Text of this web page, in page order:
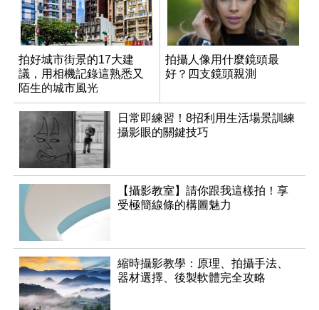
拍好城市街景的17大建
議，用相機記錄這熟悉又
陌生的城市風光
拍攝人像用什麼鏡頭最
好？四支鏡頭親測
日常即練習！8招利用生活場景訓練
攝影眼的關鍵技巧
【攝影教室】請你跟我這樣拍！享
受極簡線條的構圖魅力
縮時攝影教學：原理、拍攝手法、
器材選擇、後製軟體完全攻略